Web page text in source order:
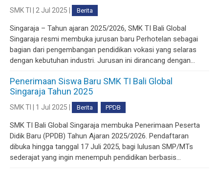
SMK TI | 2 Jul 2025 | Berita
Singaraja – Tahun ajaran 2025/2026, SMK TI Bali Global
Singaraja resmi membuka jurusan baru Perhotelan sebagai
bagian dari pengembangan pendidikan vokasi yang selaras
dengan kebutuhan industri. Jurusan ini dirancang dengan...
Penerimaan Siswa Baru SMK TI Bali Global
Singaraja Tahun 2025
SMK TI | 1 Jul 2025 | Berita PPDB
SMK TI Bali Global Singaraja membuka Penerimaan Peserta
Didik Baru (PPDB) Tahun Ajaran 2025/2026. Pendaftaran
dibuka hingga tanggal 17 Juli 2025, bagi lulusan SMP/MTs
sederajat yang ingin menempuh pendidikan berbasis...